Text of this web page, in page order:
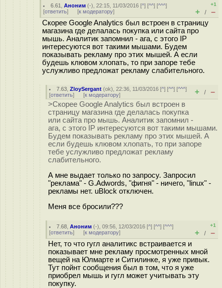
6.61 ,Аноним (-), 22:15, 11/03/2016 [^] [^^] [^^^]
[ответить] [к модератору]
+1
+ / –
Скорее Google Analytics был встроен в страницу
магазина где делалась покупка или сайта про
мышь. Аналитик запомнил - ага, с этого IP
интересуются вот такими мышами. Будем
показывать рекламу про этих мышей. А если
будешь клювом хлопать, то при запоре тебе
услужливо предложат рекламу слабительного.
7.63 ,ZloySergant (ok), 22:36, 11/03/2016 [^] [^^] [^^^]
[ответить] [к модератору] + / –
>Скорее Google Analytics был встроен в
страницу магазина где делалась покупка
или сайта про мышь. Аналитик запомнил -
ага, с этого IP интересуются вот такими мышами.
Будем показывать рекламу про этих мышей. А
если будешь клювом хлопать, то при запоре
тебе услужливо предложат рекламу
слабительного.
А мне выдает только по запросу. Запросил
"реклама" - G.Adwords, "фигня" - ничего, "linux" -
рекламы нет. uBlock отключен.
Меня все бросили???
7.68 ,Аноним (-), 09:56, 12/03/2016 [^] [^^] [^^^]
[ответить] [к модератору]
+1
+ / –
Нет, то что гугл аналитикс встраивается и
показывает мне рекламу просмотренных мной
вещей на Юлмарте и Ситилинке, я уже привык.
Тут пойнт сообщения был в том, что я уже
приобрел мышь и гугл может учитывать эту
покупку.